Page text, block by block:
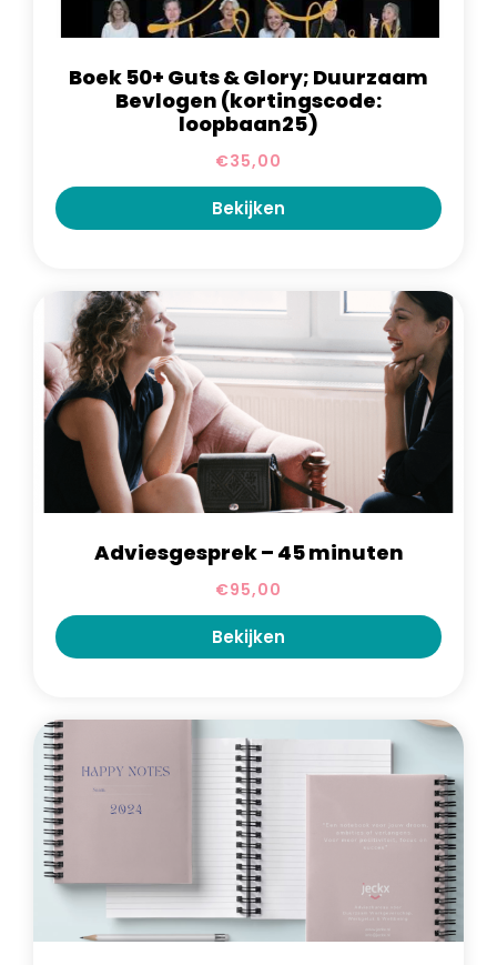
Boek 50+ Guts & Glory; Duurzaam
Bevlogen (kortingscode:
loopbaan25)
€35,00
Bekijken
Adviesgesprek – 45 minuten
€95,00
Bekijken